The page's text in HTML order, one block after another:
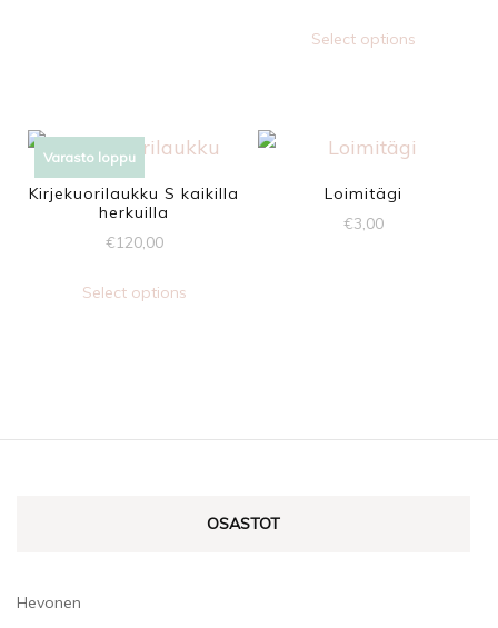
Select options
Varasto loppu
Kirjekuorilaukku S kaikilla
herkuilla
€120,00
Select options
Loimitägi
€3,00
OSASTOT
Hevonen